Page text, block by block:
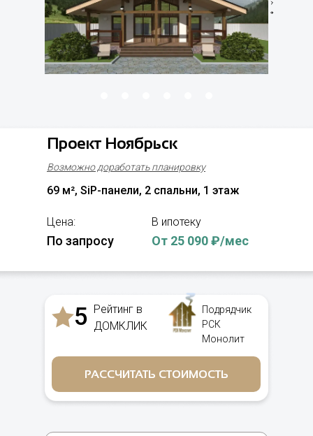
Проект Ноябрьск
Возможно доработать планировку
69 м², SiP-панели, 2 спальни, 1 этаж
Цена:
По запросу
В ипотеку
От 25 090 ₽/мес
Рейтинг в
ДОМКЛИК
5
Подрядчик
РСК
Монолит
РАССЧИТАТЬ СТОИМОСТЬ